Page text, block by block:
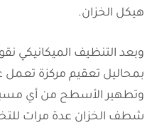
هيكل الخزان.
وبعد التنظيف الميكانيكي
بمحاليل تعقيم مركزة تعمل
وتطهير الأسطح من أي
شطف الخزان عدة مرات